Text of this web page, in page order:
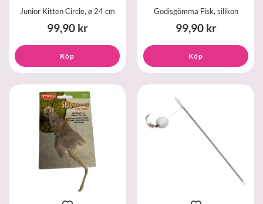
Junior Kitten Circle, ø 24 cm
99,90 kr
Köp
Godisgömma Fisk, silikon
99,90 kr
Köp